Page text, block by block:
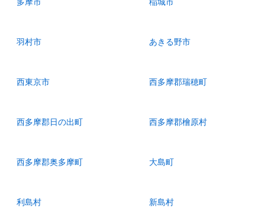
羽村市 あきる野市
西東京市 西多摩郡瑞穂町
西多摩郡日の出町 西多摩郡檜原村
西多摩郡奥多摩町 大島町
利島村 新島村